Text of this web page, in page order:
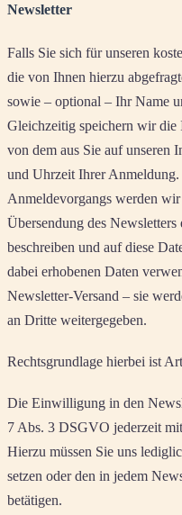
Newsletter
Falls Sie sich für unseren
die von Ihnen hierzu
sowie – optional – Ihr Name
Gleichzeitig speichern wir die
von dem aus Sie auf unseren
und Uhrzeit Ihrer Anmeldung.
Anmeldevorgangs werden
Übersendung des
beschreiben und auf diese
dabei erhobenen Daten
Newsletter-Versand – sie
an Dritte weitergegeben.
Rechtsgrundlage hierbei ist
Die Einwilligung in den
7 Abs. 3 DSGVO jederzeit
Hierzu müssen Sie uns
setzen oder den in jedem
betätigen.